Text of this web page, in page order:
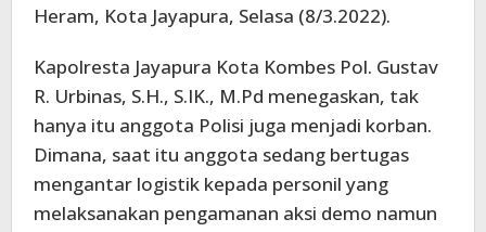
Heram, Kota Jayapura, Selasa (8/3.2022).
Kapolresta Jayapura Kota Kombes Pol. Gustav
R. Urbinas, S.H., S.IK., M.Pd menegaskan, tak
hanya itu anggota Polisi juga menjadi korban.
Dimana, saat itu anggota sedang bertugas
mengantar logistik kepada personil yang
melaksanakan pengamanan aksi demo namun